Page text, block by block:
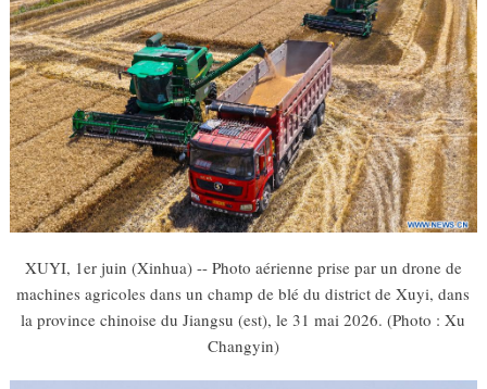
XUYI, 1er juin (Xinhua) -- Photo aérienne prise par un drone de
machines agricoles dans un champ de blé du district de Xuyi, dans
la province chinoise du Jiangsu (est), le 31 mai 2026. (Photo : Xu
Changyin)